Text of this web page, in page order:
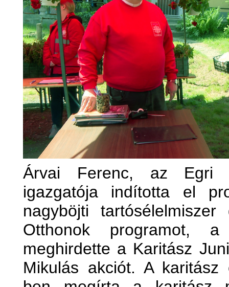
Árvai Ferenc, az Egri
igazgatója indította el
nagyböjti
Otthonok programot,
meghirdette a Karitász
Mikulás akciót. A karitász